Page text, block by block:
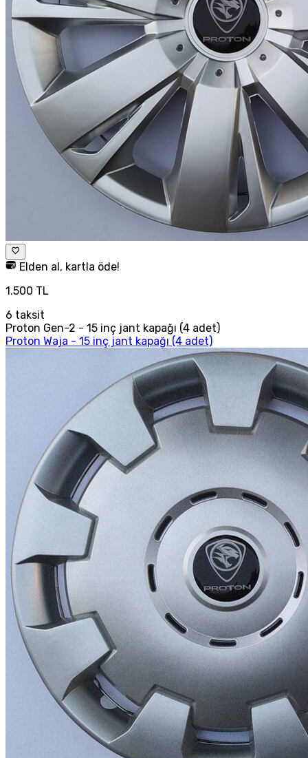
Elden al, kartla öde!
1.500 TL
6 taksit
Proton Gen-2 - 15 inç jant kapağı (4 adet)
Proton Waja - 15 inç jant kapağı (4 adet)